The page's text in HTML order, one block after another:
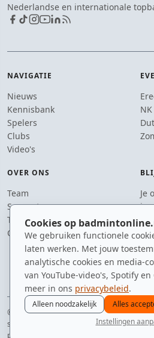
Cookies op
We gebruiken functionele
laten werken. Met jouw
analytische cookies en media-
van YouTube-video's, Spotify en
meer in ons privacybeleid.
Alleen noodzakelijk
Alles
Instellingen
Nederlandse en internationale
NAVIGATIE
Nieuws
Kennisbank
Spelers
Clubs
Video's
OVER ONS
Team
Supporters
Tip de redactie
Contact
Je
E-
© 2010–2026 badmintonline.nl · al 15+ jaar
sporttas
privacy
spelers ranglijst